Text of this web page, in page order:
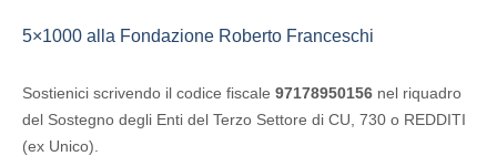
5×1000 alla Fondazione Roberto Franceschi
Sostienici scrivendo il codice fiscale 97178950156 nel riquadro
del Sostegno degli Enti del Terzo Settore di CU, 730 o REDDITI
(ex Unico).